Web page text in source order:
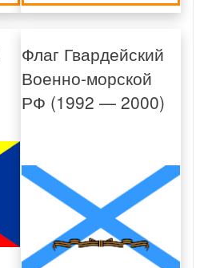
Флаг Гвардейский
Военно-морской
РФ (1992 — 2000)